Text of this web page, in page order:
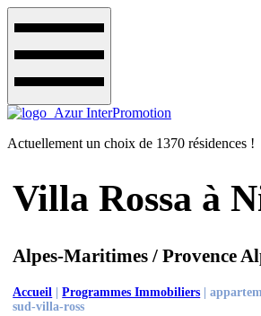
Actuellement un choix de 1370 résidences !
Villa Rossa à
Alpes-Maritimes / Provence
Accueil |Programmes Immobiliers |
sud-villa-ross